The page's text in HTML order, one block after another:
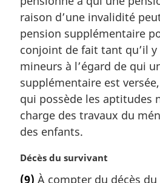
e
:raison d’une invalidité
pension supplémentaire
conjoint de fait tant qu’il y
mineurs à l’égard de qui
supplémentaire est
qui possède les aptitudes
charge des travaux du
des enfants.
N
Décès du survivant
(9) À compter du décès du